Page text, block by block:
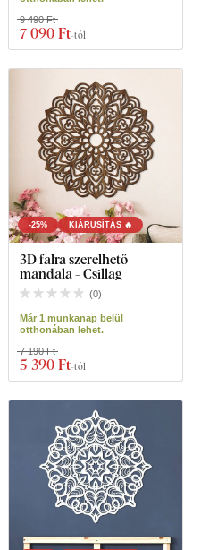
7 090 Ft-tól
9 490 Ft
-25% KIÁRUSÍTÁS 🔥
3D falra szerelhető
mandala - Csillag
(0)
Már 1 munkanap belül
otthonában lehet.
5 390 Ft-tól
7 190 Ft